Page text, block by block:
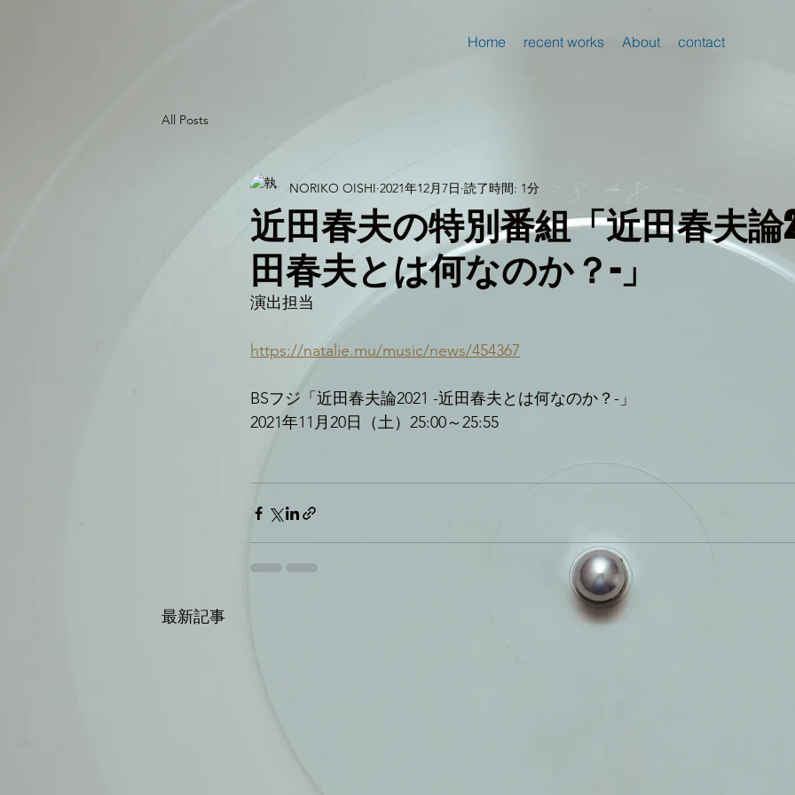
Home recent works About contact
All Posts
近田春夫の特別番組「近田春夫論
田春夫とは何なのか？-」
NORIKO OISHI 2021年12月7日 読了時間: 1分
演出担当
https://natalie.mu/music/news/454367
BSフジ「近田春夫論2021 -近田春夫とは何なのか？-」
2021年11月20日（土）25:00～25:55
最新記事